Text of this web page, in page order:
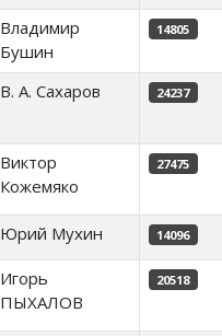
Владимир
Бушин
14805
В. А. Сахаров 24237
Виктор
Кожемяко
27475
Юрий Мухин 14096
Игорь
ПЫХАЛОВ
20518